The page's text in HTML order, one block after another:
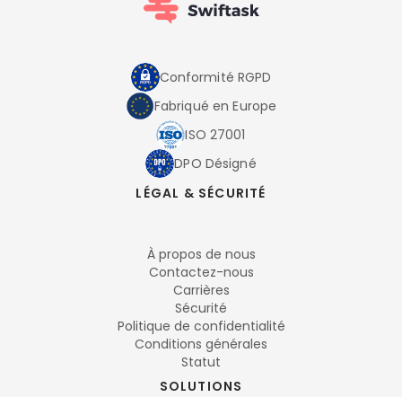
Conformité RGPD
Fabriqué en Europe
ISO 27001
DPO Désigné
LÉGAL & SÉCURITÉ
À propos de nous
Contactez-nous
Carrières
Sécurité
Politique de confidentialité
Conditions générales
Statut
SOLUTIONS